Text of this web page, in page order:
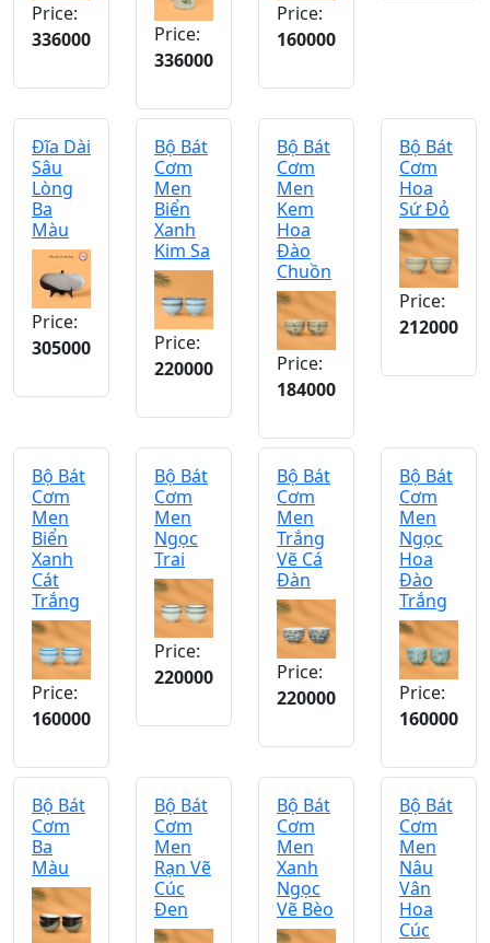
Price:
336000
Price:
336000
Price:
160000
Đĩa Dài
Sâu
Lòng
Ba
Màu
Price:
305000
Bộ Bát
Cơm
Men
Biển
Xanh
Kim Sa
Price:
220000
Bộ Bát
Cơm
Men
Kem
Hoa
Đào
Chuồn
Price:
184000
Bộ Bát
Cơm
Hoa
Sứ Đỏ
Price:
212000
Bộ Bát
Cơm
Men
Biển
Xanh
Cát
Trắng
Price:
160000
Bộ Bát
Cơm
Men
Ngọc
Trai
Price:
220000
Bộ Bát
Cơm
Men
Trắng
Vẽ Cá
Đàn
Price:
220000
Bộ Bát
Cơm
Men
Ngọc
Hoa
Đào
Trắng
Price:
160000
Bộ Bát
Cơm
Ba
Màu
Bộ Bát
Cơm
Men
Rạn Vẽ
Cúc
Đen
Bộ Bát
Cơm
Men
Xanh
Ngọc
Vẽ Bèo
Bộ Bát
Cơm
Men
Nâu
Vân
Hoa
Cúc